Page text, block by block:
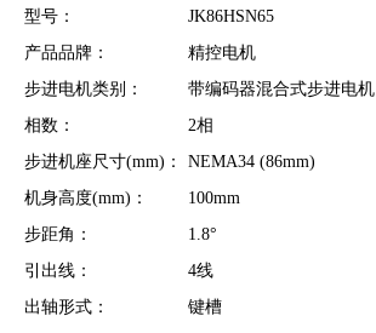
型号：
JK86HSN65
产品品牌：
精控电机
步进电机类别：
带编码器混合式步进电机
相数：
2相
步进机座尺寸(mm)：
NEMA34 (86mm)
机身高度(mm)：
100mm
步距角：
1.8°
引出线：
4线
出轴形式：
键槽